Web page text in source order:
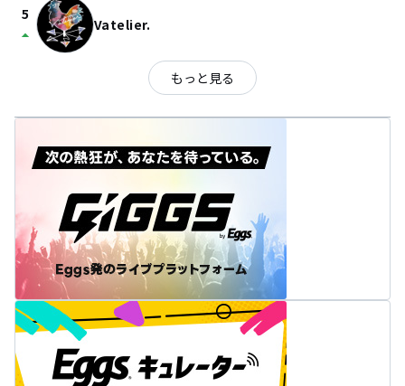
5
arrow_drop_up Vatelier.
もっと見る